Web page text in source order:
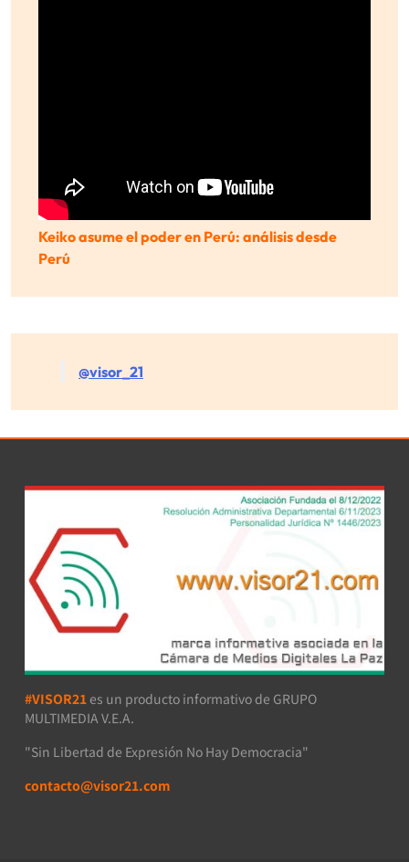
Keiko asume el poder en Perú: análisis desde
Perú
@visor_21
#VISOR21 es un producto informativo de GRUPO
MULTIMEDIA V.E.A.
"Sin Libertad de Expresión No Hay Democracia"
contacto@visor21.com